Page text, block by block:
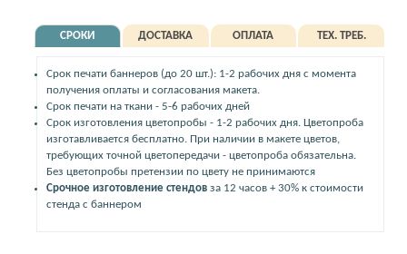
СРОКИ ДОСТАВКА ОПЛАТА ТЕХ. ТРЕБ.
Срок печати баннеров (до 20 шт.): 1-2 рабочих дня с момента
получения оплаты и согласования макета.
Срок печати на ткани - 5-6 рабочих дней
Срок изготовления цветопробы - 1-2 рабочих дня. Цветопроба
изготавливается бесплатно. При наличии в макете цветов,
требующих точной цветопередачи - цветопроба обязательна.
Без цветопробы претензии по цвету не принимаются
Срочное изготовление стендов за 12 часов + 30% к стоимости
стенда с баннером